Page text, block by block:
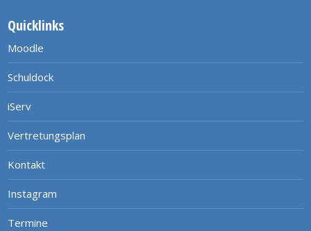
Quicklinks
Moodle
Schuldock
iServ
Vertretungsplan
Kontakt
Instagram
Termine